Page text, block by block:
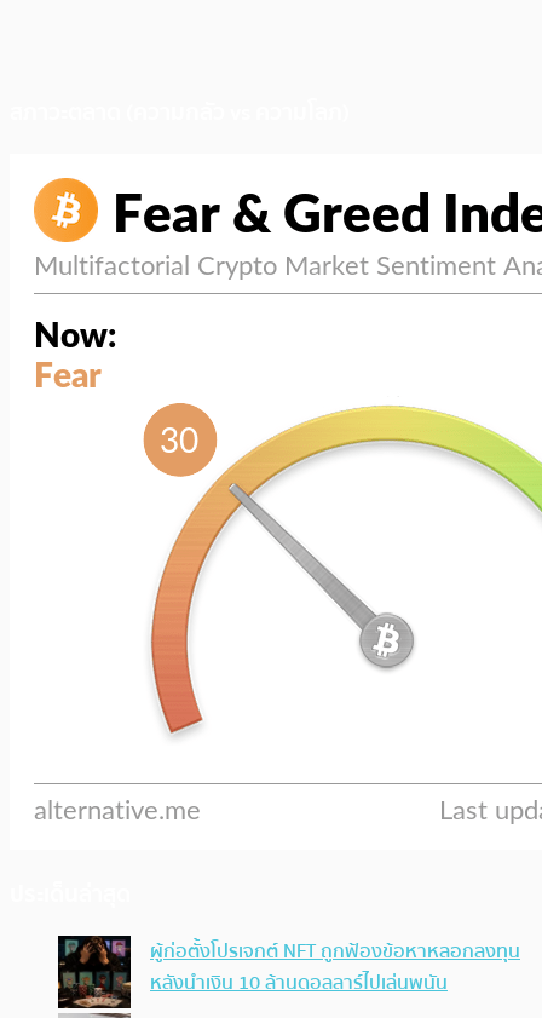
ผู้ก่อตั้งโปรเจกต์ NFT ถูกฟ้องข้อหาหลอกลงทุน
หลังนำเงิน 10 ล้านดอลลาร์ไปเล่นพนัน